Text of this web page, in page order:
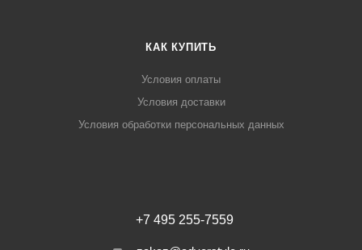
КАК КУПИТЬ
Условия оплаты
Условия доставки
Условия обработки персональных данных
+7 495 255-7559